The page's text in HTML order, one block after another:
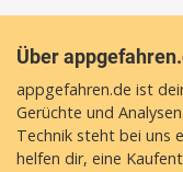
Über
appgefahren.de ist
Gerüchte und
Technik steht bei uns
helfen dir, eine